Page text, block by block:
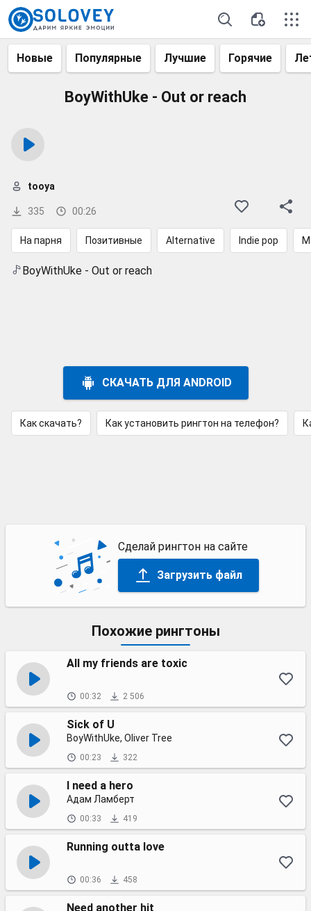
Новые Популярные Лучшие Горячие
BoyWithUke - Out or reach
335 00:26
tooya
На парня Позитивные Alternative Indie pop
BoyWithUke - Out or reach
СКАЧАТЬ ДЛЯ ANDROID
Как скачать? Как установить рингтон на телефон?
Сделай рингтон на сайте
Загрузить файл
Похожие рингтоны
All my friends are toxic
00:32 2 506
Sick of U
BoyWithUke, Oliver Tree
00:23 322
I need a hero
Адам Ламберт
00:33 419
Running outta love
00:36 458
Need another hit